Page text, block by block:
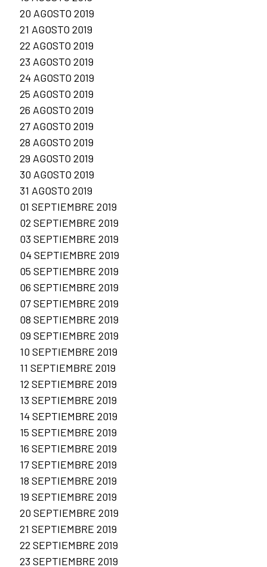
20 AGOSTO 2019
21 AGOSTO 2019
22 AGOSTO 2019
23 AGOSTO 2019
24 AGOSTO 2019
25 AGOSTO 2019
26 AGOSTO 2019
27 AGOSTO 2019
28 AGOSTO 2019
29 AGOSTO 2019
30 AGOSTO 2019
31 AGOSTO 2019
01 SEPTIEMBRE 2019
02 SEPTIEMBRE 2019
03 SEPTIEMBRE 2019
04 SEPTIEMBRE 2019
05 SEPTIEMBRE 2019
06 SEPTIEMBRE 2019
07 SEPTIEMBRE 2019
08 SEPTIEMBRE 2019
09 SEPTIEMBRE 2019
10 SEPTIEMBRE 2019
11 SEPTIEMBRE 2019
12 SEPTIEMBRE 2019
13 SEPTIEMBRE 2019
14 SEPTIEMBRE 2019
15 SEPTIEMBRE 2019
16 SEPTIEMBRE 2019
17 SEPTIEMBRE 2019
18 SEPTIEMBRE 2019
19 SEPTIEMBRE 2019
20 SEPTIEMBRE 2019
21 SEPTIEMBRE 2019
22 SEPTIEMBRE 2019
23 SEPTIEMBRE 2019